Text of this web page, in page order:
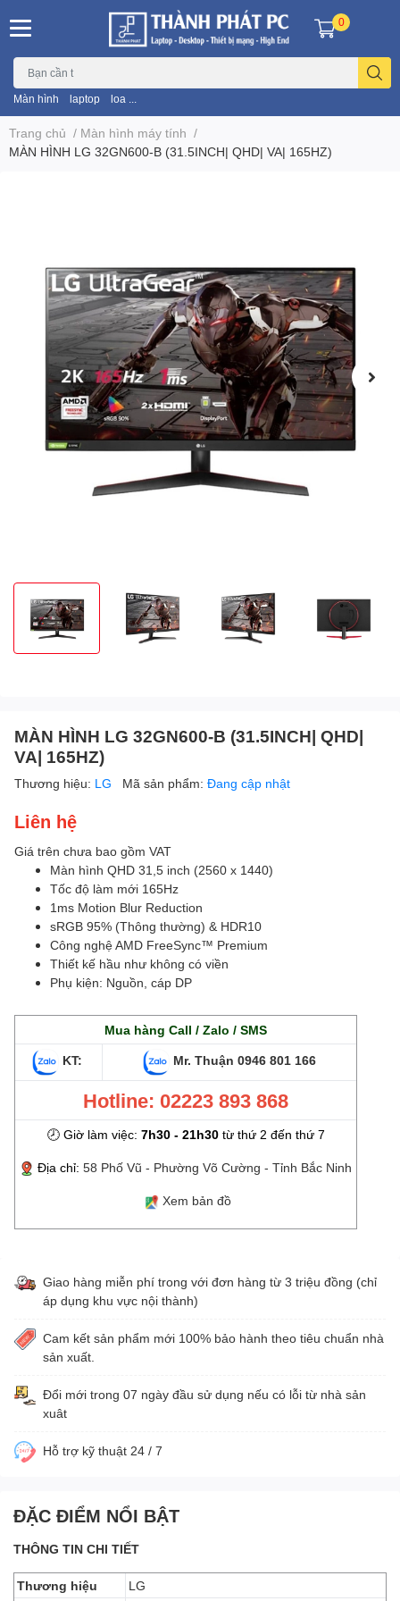
Màn hình laptop loa ...
0
Trang chủ / Màn hình máy tính /
MÀN HÌNH LG 32GN600-B (31.5INCH| QHD| VA| 165HZ)
MÀN HÌNH LG 32GN600-B (31.5INCH| QHD|
VA| 165HZ)
Thương hiệu: LG Mã sản phẩm: Đang cập nhật
Liên hệ
Giá trên chưa bao gồm VAT
Màn hình QHD 31,5 inch (2560 x 1440)
Tốc độ làm mới 165Hz
1ms Motion Blur Reduction
sRGB 95% (Thông thường) & HDR10
Công nghệ AMD FreeSync™ Premium
Thiết kế hầu như không có viền
Phụ kiện: Nguồn, cáp DP
Mua hàng Call / Zalo / SMS
KT: Mr. Thuận 0946 801 166
Hotline: 02223 893 868
🕗 Giờ làm việc: 7h30 - 21h30từ thứ 2 đến thứ 7
Địa chỉ: 58 Phố Vũ - Phường Võ Cường - Tỉnh Bắc Ninh
Xem bản đồ
Giao hàng miễn phí trong với đơn hàng từ 3 triệu đồng (chỉ
áp dụng khu vực nội thành)
Cam kết sản phẩm mới 100% bảo hành theo tiêu chuẩn nhà
sản xuất.
Đổi mới trong 07 ngày đầu sử dụng nếu có lỗi từ nhà sản
xuât
Hỗ trợ kỹ thuật 24 / 7
ĐẶC ĐIỂM NỔI BẬT
THÔNG TIN CHI TIẾT
Thương hiệu
LG